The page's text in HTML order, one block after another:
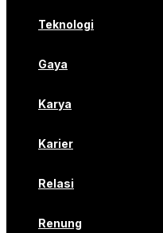
Teknologi
Gaya
Karya
Karier
Relasi
Renung